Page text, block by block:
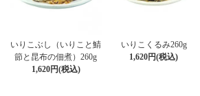
いりこぶし（いりこと鯖
節と昆布の佃煮）260g
1,620円(税込)
いりこくるみ260g
1,620円(税込)